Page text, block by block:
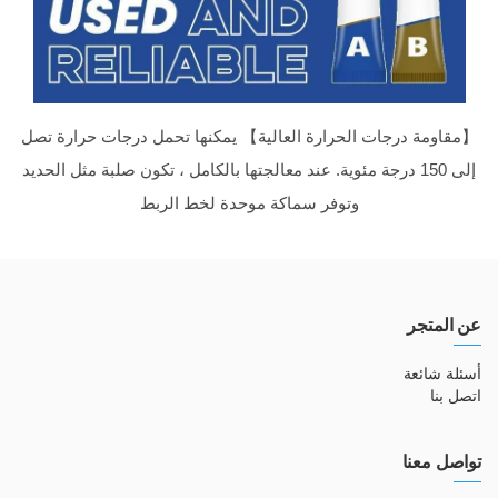
【مقاومة درجات الحرارة العالية】 يمكنها تحمل درجات حرارة تصل
إلى 150 درجة مئوية. عند معالجتها بالكامل ، تكون صلبة مثل الحديد
وتوفر سماكة موحدة لخط الربط
عن المتجر
أسئلة شائعة
اتصل بنا
تواصل معنا